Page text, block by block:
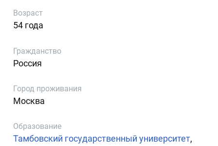
Возраст
54 года
Гражданство
Россия
Город проживания
Москва
Образование
Тамбовский государственный университет,